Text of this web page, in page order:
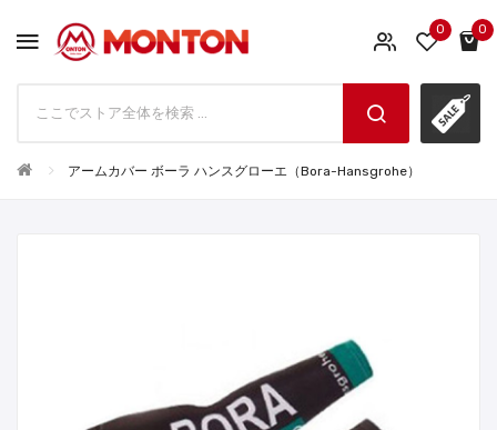
0 0
アームカバー ボーラ ハンスグローエ（Bora-Hansgrohe）